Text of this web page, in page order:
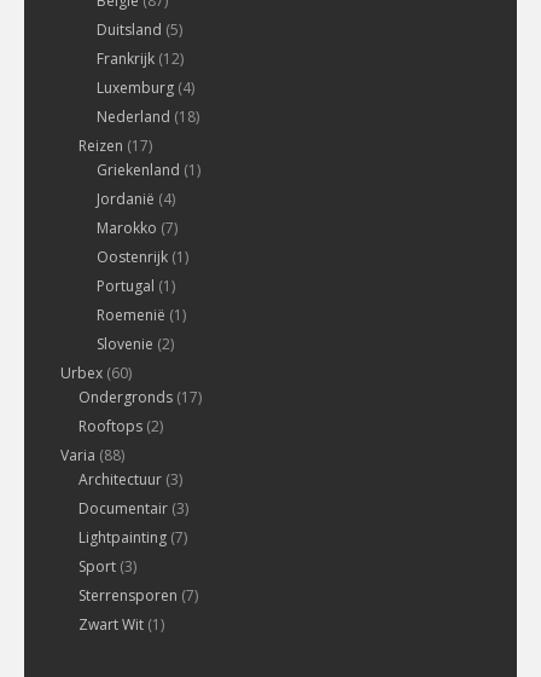
Duitsland (5)
Frankrijk (12)
Luxemburg (4)
Nederland (18)
Reizen (17)
Griekenland (1)
Jordanië (4)
Marokko (7)
Oostenrijk (1)
Portugal (1)
Roemenië (1)
Slovenie (2)
Urbex (60)
Ondergronds (17)
Rooftops (2)
Varia (88)
Architectuur (3)
Documentair (3)
Lightpainting (7)
Sport (3)
Sterrensporen (7)
Zwart Wit (1)